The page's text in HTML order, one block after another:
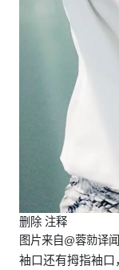
删除 注释
图片来自@蓉勍译闻
袖口还有拇指袖口